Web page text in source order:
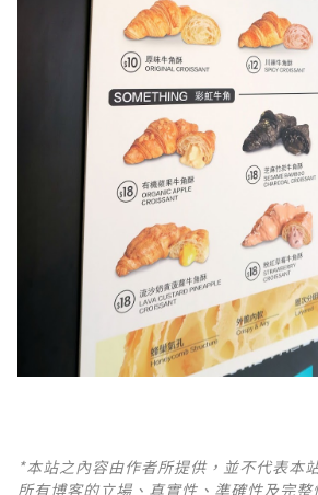
*本站之內容由作者所提供，並不代表本
所有博客的立場、真實性、準確性及完